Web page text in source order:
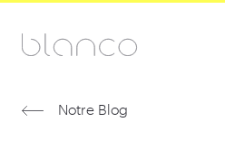
Notre Blog